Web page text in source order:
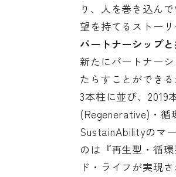
り、人を巻き込ん
望を持てるストー
パートナーシップ
新たにパートナー
たらすことができる
3本柱に並び、2019
(Regenerative)・循
SustainAbilityのマ
のは『再生型・循
ド・ライフが実現